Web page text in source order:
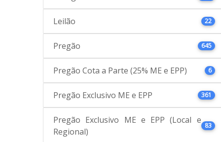
Leilão 22
Pregão 645
Pregão Cota a Parte (25% ME e EPP) 6
Pregão Exclusivo ME e EPP 361
Pregão Exclusivo ME e EPP (Local e
Regional)
83